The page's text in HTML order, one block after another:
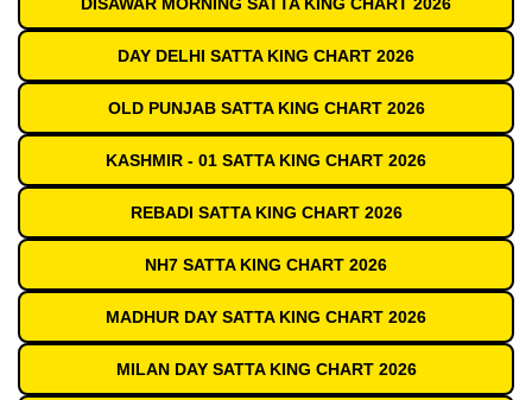
DISAWAR MORNING SATTA KING CHART 2026
DAY DELHI SATTA KING CHART 2026
OLD PUNJAB SATTA KING CHART 2026
KASHMIR - 01 SATTA KING CHART 2026
REBADI SATTA KING CHART 2026
NH7 SATTA KING CHART 2026
MADHUR DAY SATTA KING CHART 2026
MILAN DAY SATTA KING CHART 2026